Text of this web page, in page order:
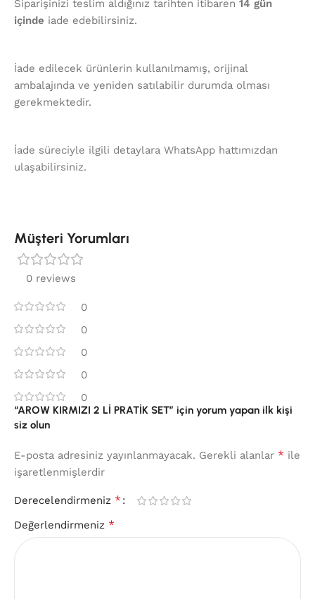
Siparişinizi teslim aldığınız tarihten itibaren 14 gün
içinde iade edebilirsiniz.
İade edilecek ürünlerin kullanılmamış, orijinal
ambalajında ve yeniden satılabilir durumda olması
gerekmektedir.
İade süreciyle ilgili detaylara WhatsApp hattımızdan
ulaşabilirsiniz.
Müşteri Yorumları
0 reviews
0
0
0
0
0
“AROW KIRMIZI 2 Lİ PRATİK SET” için yorum yapan ilk kişi
siz olun
E-posta adresiniz yayınlanmayacak. Gerekli alanlar * ile
işaretlenmişlerdir
Derecelendirmeniz *
Değerlendirmeniz *